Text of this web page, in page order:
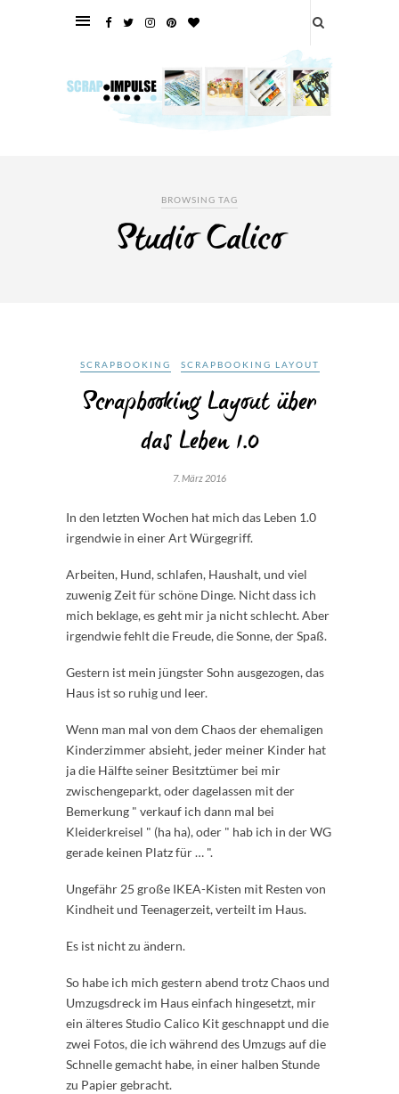
BROWSING TAG
Studio Calico
SCRAPBOOKING SCRAPBOOKING LAYOUT
Scrapbooking Layout über
das Leben 1.0
7. März 2016
In den letzten Wochen hat mich das Leben 1.0
irgendwie in einer Art Würgegriff.
Arbeiten, Hund, schlafen, Haushalt, und viel
zuwenig Zeit für schöne Dinge. Nicht dass ich
mich beklage, es geht mir ja nicht schlecht. Aber
irgendwie fehlt die Freude, die Sonne, der Spaß.
Gestern ist mein jüngster Sohn ausgezogen, das
Haus ist so ruhig und leer.
Wenn man mal von dem Chaos der ehemaligen
Kinderzimmer absieht, jeder meiner Kinder hat
ja die Hälfte seiner Besitztümer bei mir
zwischengeparkt, oder dagelassen mit der
Bemerkung " verkauf ich dann mal bei
Kleiderkreisel " (ha ha), oder " hab ich in der WG
gerade keinen Platz für … ".
Ungefähr 25 große IKEA-Kisten mit Resten von
Kindheit und Teenagerzeit, verteilt im Haus.
Es ist nicht zu ändern.
So habe ich mich gestern abend trotz Chaos und
Umzugsdreck im Haus einfach hingesetzt, mir
ein älteres Studio Calico Kit geschnappt und die
zwei Fotos, die ich während des Umzugs auf die
Schnelle gemacht habe, in einer halben Stunde
zu Papier gebracht.